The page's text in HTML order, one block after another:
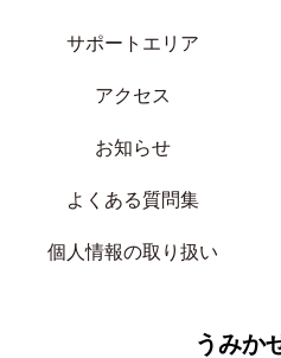
サポートエリア
アクセス
お知らせ
よくある質問集
個人情報の取り扱い
うみか